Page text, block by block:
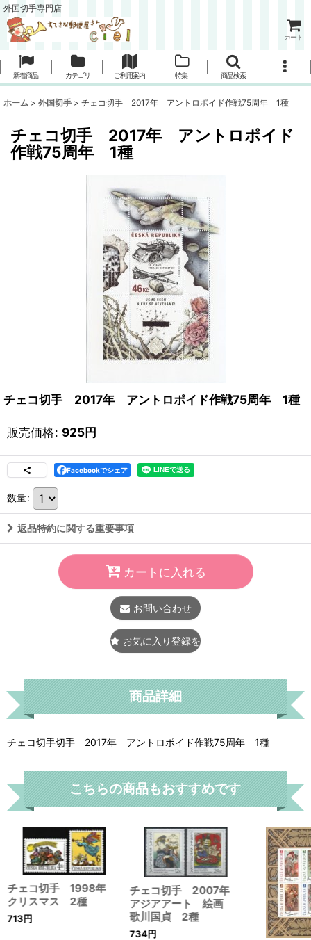
外国切手専門店
カート
新着商品 カテゴリ ご利用案内 特集 商品検索
ホーム > 外国切手 > チェコ切手 2017年 アントロポイド作戦75周年 1種
チェコ切手 2017年 アントロポイド
作戦75周年 1種
チェコ切手 2017年 アントロポイド作戦75周年 1種
販売価格: 925円
Facebookでシェア
数量:
返品特約に関する重要事項
カートに入れる
お問い合わせ
お気に入り登録をする
商品詳細
チェコ切手切手 2017年 アントロポイド作戦75周年 1種
こちらの商品もおすすめです
チェコ切手 1998年
クリスマス 2種
713円
チェコ切手 2007年
アジアアート 絵画
歌川国貞 2種
734円